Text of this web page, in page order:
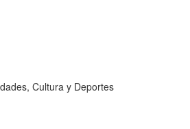
Cultura y Deportes